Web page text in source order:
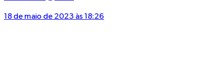
18 de maio de 2023 às 18:26